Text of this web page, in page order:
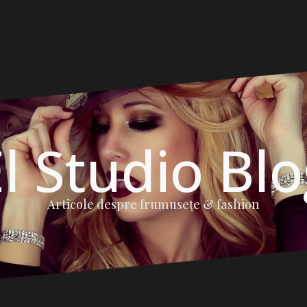
Studio
Articole despre frumuseţe & fashion